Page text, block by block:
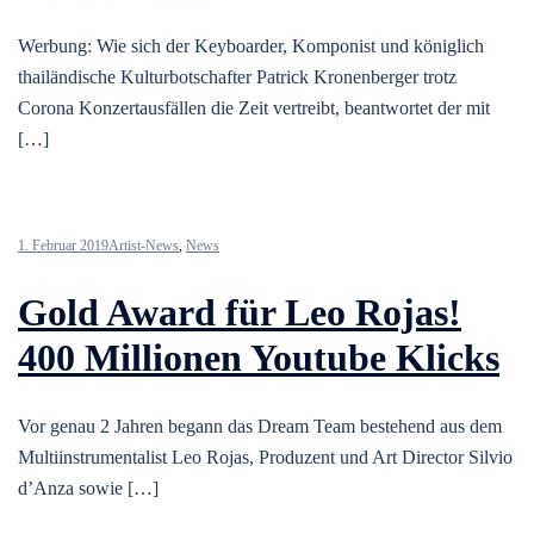
Werbung: Wie sich der Keyboarder, Komponist und königlich
thailändische Kulturbotschafter Patrick Kronenberger trotz
Corona Konzertausfällen die Zeit vertreibt, beantwortet der mit
[…]
1. Februar 2019Artist-News, News
Gold Award für Leo Rojas!
400 Millionen Youtube Klicks
Vor genau 2 Jahren begann das Dream Team bestehend aus dem
Multiinstrumentalist Leo Rojas, Produzent und Art Director Silvio
d’Anza sowie […]